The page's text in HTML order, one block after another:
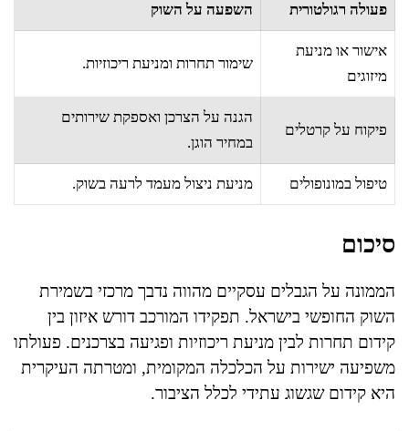
פעולה רגולטורית השפעה על השוק
אישור או מניעת
מיזוגים
שימור תחרות ומניעת ריכוזיות.
פיקוח על קרטלים
הגנה על הצרכן ואספקת שירותים
במחיר הוגן.
טיפול במונופולים מניעת ניצול מעמד לרעה בשוק.
סיכום
הממונה על הגבלים עסקיים מהווה נדבך מרכזי בשמירת
השוק החופשי בישראל. תפקידו המורכב דורש איזון בין
קידום תחרות לבין מניעת ריכוזיות ופגיעה בצרכנים. פעולתו
משפיעה ישירות על הכלכלה המקומית, ומטרתה העיקרית
היא קידום שגשוג עתידי לכלל הציבור.